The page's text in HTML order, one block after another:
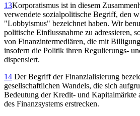
13Korporatismus ist in diesem
verwendete sozialpolitische Begriff, den
"Lobbyismus" bezeichnet haben. Wir
politische Einflussnahme zu adressieren,
von Finanzintermediären, die mit
insofern die Politik ihren Regulierungs-
dispensiert.
14 Der Begriff der Finanzialisierung
gesellschaftlichen Wandels, die sich
Bedeutung der Kredit- und Kapitalmärkte
des Finanzsystems erstrecken.